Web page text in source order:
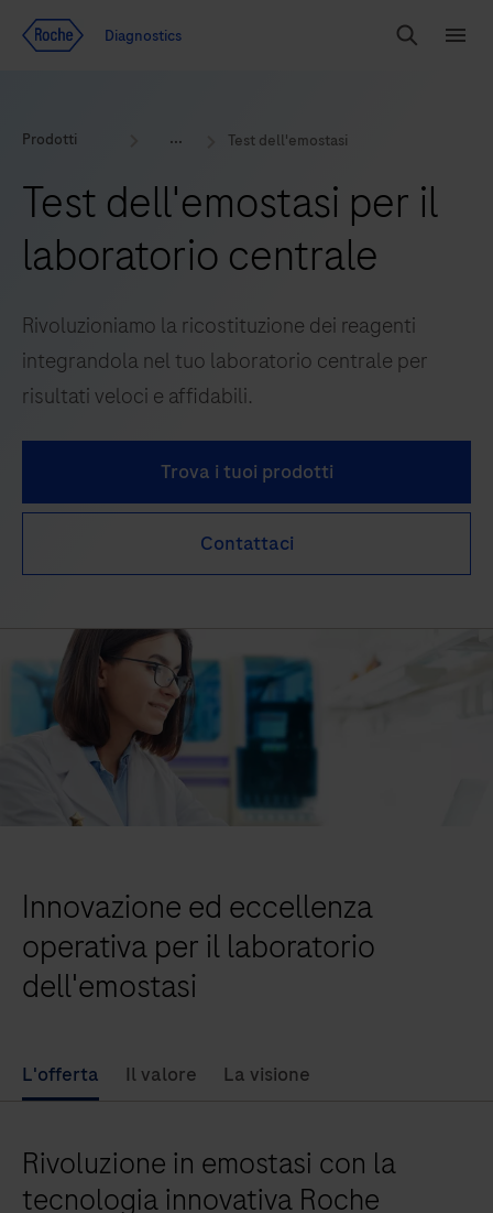
Diagnostics
Search
Prodotti Test dell'emostasi
Test dell'emostasi per il
laboratorio centrale
Rivoluzioniamo la ricostituzione dei reagenti
integrandola nel tuo laboratorio centrale per
risultati veloci e affidabili.
Trova i tuoi prodotti
Contattaci
Innovazione ed eccellenza
operativa per il laboratorio
dell'emostasi
L'offerta Il valore La visione
Rivoluzione in emostasi con la
tecnologia innovativa Roche